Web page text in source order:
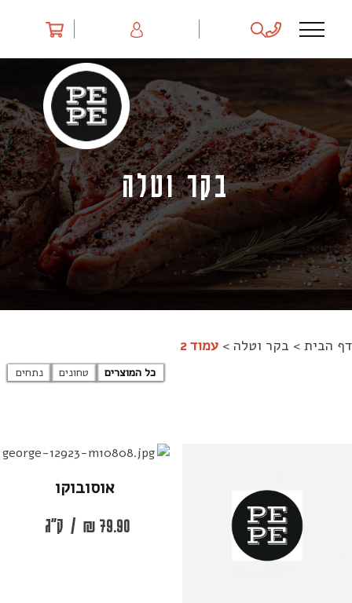
בקר וטלה
דף הבית > בקר וטלה > עמוד 2
כל המוצרים טחונים נתחים
אוסובוקו
₪ 79.90
/ ק"ג